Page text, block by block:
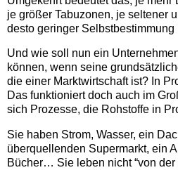
je größer Tabuzonen, je seltener
desto geringer Selbstbestimmung
Und wie soll nun ein
können, wenn seine
die einer Marktwirtschaft ist? In
Das funktioniert doch auch im
sich Prozesse, die Rohstoffe in
Sie haben Strom, Wasser, ein
überquellenden Supermarkt, ein
Bücher… Sie leben nicht “von der